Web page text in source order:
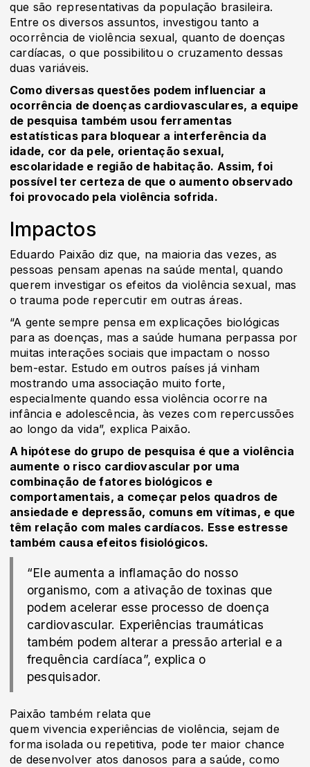
que são representativas da população brasileira.
Entre os diversos assuntos, investigou tanto a
ocorrência de violência sexual, quanto de doenças
cardíacas, o que possibilitou o cruzamento dessas
duas variáveis.
Como diversas questões podem influenciar a
ocorrência de doenças cardiovasculares, a equipe
de pesquisa também usou ferramentas
estatísticas para bloquear a interferência da
idade, cor da pele, orientação sexual,
escolaridade e região de habitação. Assim, foi
possível ter certeza de que o aumento observado
foi provocado pela violência sofrida.
Impactos
Eduardo Paixão diz que, na maioria das vezes, as
pessoas pensam apenas na saúde mental, quando
querem investigar os efeitos da violência sexual, mas
o trauma pode repercutir em outras áreas.
“A gente sempre pensa em explicações biológicas
para as doenças, mas a saúde humana perpassa por
muitas interações sociais que impactam o nosso
bem-estar. Estudo em outros países já vinham
mostrando uma associação muito forte,
especialmente quando essa violência ocorre na
infância e adolescência, às vezes com repercussões
ao longo da vida”, explica Paixão.
A hipótese do grupo de pesquisa é que a violência
aumente o risco cardiovascular por uma
combinação de fatores biológicos e
comportamentais, a começar pelos quadros de
ansiedade e depressão, comuns em vítimas, e que
têm relação com males cardíacos. Esse estresse
também causa efeitos fisiológicos.
“Ele aumenta a inflamação do nosso
organismo, com a ativação de toxinas que
podem acelerar esse processo de doença
cardiovascular. Experiências traumáticas
também podem alterar a pressão arterial e a
frequência cardíaca”, explica o
pesquisador.
Paixão também relata que
quem vivencia experiências de violência, sejam de
forma isolada ou repetitiva, pode ter maior chance
de desenvolver atos danosos para a saúde, como